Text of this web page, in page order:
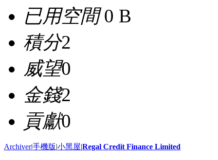
已用空間0 B
積分2
威望0
金錢2
貢獻0
Archiver|手機版|小黑屋|Regal Credit Finance Limited